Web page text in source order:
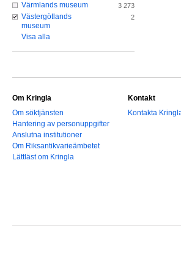
Värmlands museum 3 273
Västergötlands
museum
2
Visa alla
Om Kringla
Om söktjänsten
Hantering av personuppgifter
Anslutna institutioner
Om Riksantikvarieämbetet
Lättläst om Kringla
Kontakt
Kontakta